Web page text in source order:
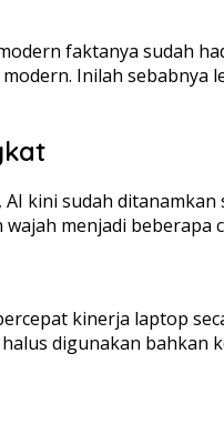
faktanya sudah
Inilah sebabnya
kini sudah
menjadi
kinerja laptop
digunakan bahkan